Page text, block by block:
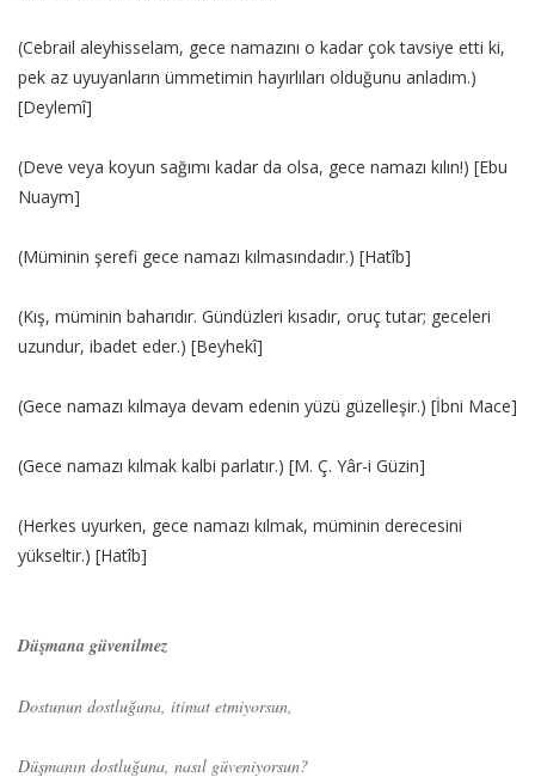
(Cebrail aleyhisselam, gece namazını o kadar çok tavsiye etti ki,
pek az uyuyanların ümmetimin hayırlıları olduğunu anladım.)
[Deylemî]
(Deve veya koyun sağımı kadar da olsa, gece namazı kılın!) [Ebu
Nuaym]
(Müminin şerefi gece namazı kılmasındadır.) [Hatîb]
(Kış, müminin baharıdır. Gündüzleri kısadır, oruç tutar; geceleri
uzundur, ibadet eder.) [Beyhekî]
(Gece namazı kılmaya devam edenin yüzü güzelleşir.) [İbni Mace]
(Gece namazı kılmak kalbi parlatır.) [M. Ç. Yâr-i Güzin]
(Herkes uyurken, gece namazı kılmak, müminin derecesini
yükseltir.) [Hatîb]
Düşmana güvenilmez
Dostunun dostluğuna, itimat etmiyorsun,
Düşmanın dostluğuna, nasıl güveniyorsun?